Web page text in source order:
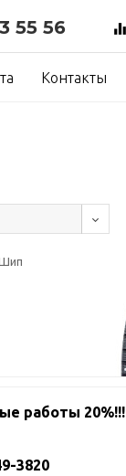
55 56
Контакты
работы 20%!!!
3820